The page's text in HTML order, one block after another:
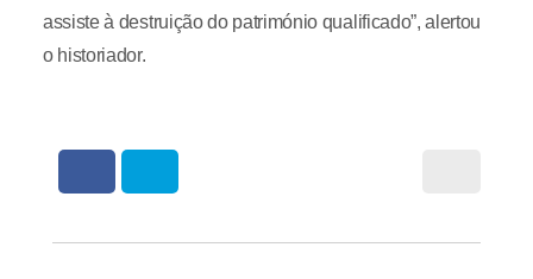
assiste à destruição do património qualificado”, alertou
o historiador.